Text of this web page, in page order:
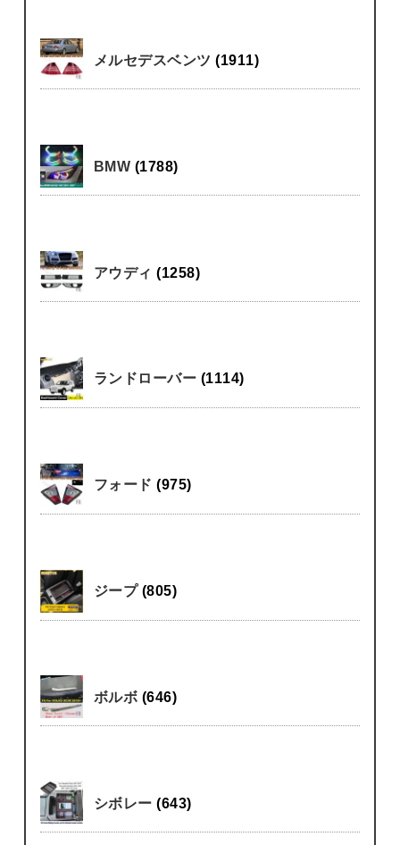
メルセデスベンツ(1911)
BMW (1788)
アウディ(1258)
ランドローバー (1114)
フォード(975)
ジープ (805)
ボルボ (646)
シボレー(643)